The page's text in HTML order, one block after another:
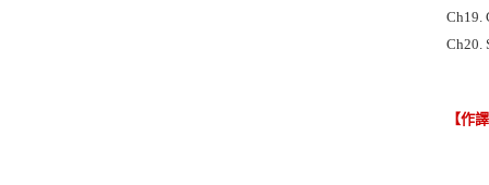
Ch19.
Ch20.
【作